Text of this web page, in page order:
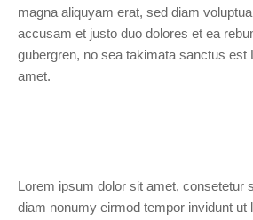
magna aliquyam erat, sed diam
accusam et justo duo dolores et ea
gubergren, no sea takimata sanctus est
amet.
Lorem ipsum dolor sit amet, consetetur
diam nonumy eirmod tempor invidunt ut